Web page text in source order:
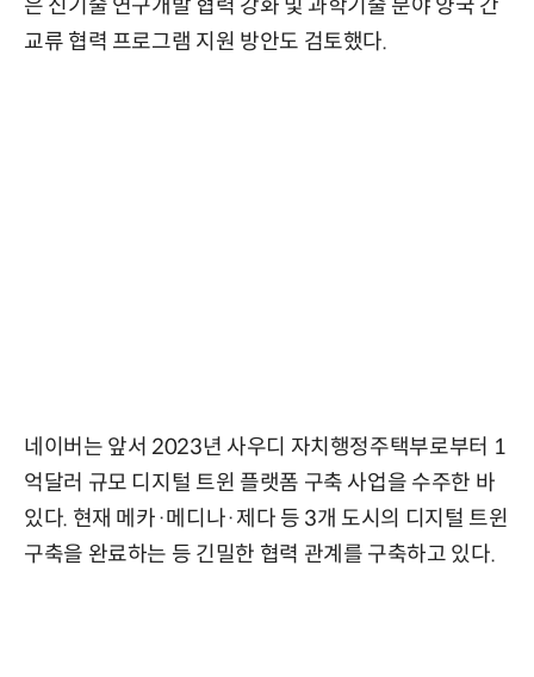
은 신기술 연구개발 협력 강화 및 과학기술 분야 양국 간
교류 협력 프로그램 지원 방안도 검토했다.
네이버는 앞서 2023년 사우디 자치행정주택부로부터 1
억달러 규모 디지털 트윈 플랫폼 구축 사업을 수주한 바
있다. 현재 메카·메디나·제다 등 3개 도시의 디지털 트윈
구축을 완료하는 등 긴밀한 협력 관계를 구축하고 있다.